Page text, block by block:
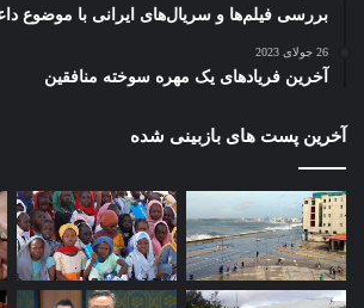
بررسی فیلم‌ها و سریال‌های ایرانی با موضوع
26 جولای 2023
آخرین فریادهای یک مهره سوخته منافقین
آخرین پست های بازبینی شده